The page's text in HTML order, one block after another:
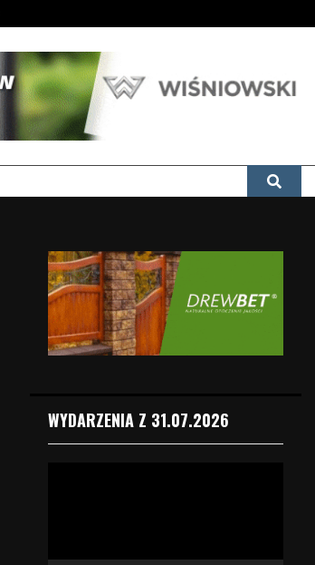
WYDARZENIA Z 31.07.2026